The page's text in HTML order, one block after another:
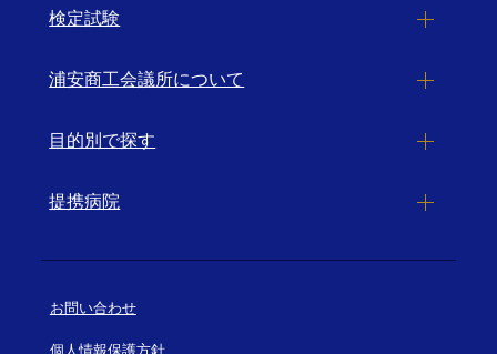
検定試験
浦安商工会議所について
目的別で探す
提携病院
お問い合わせ
個人情報保護方針